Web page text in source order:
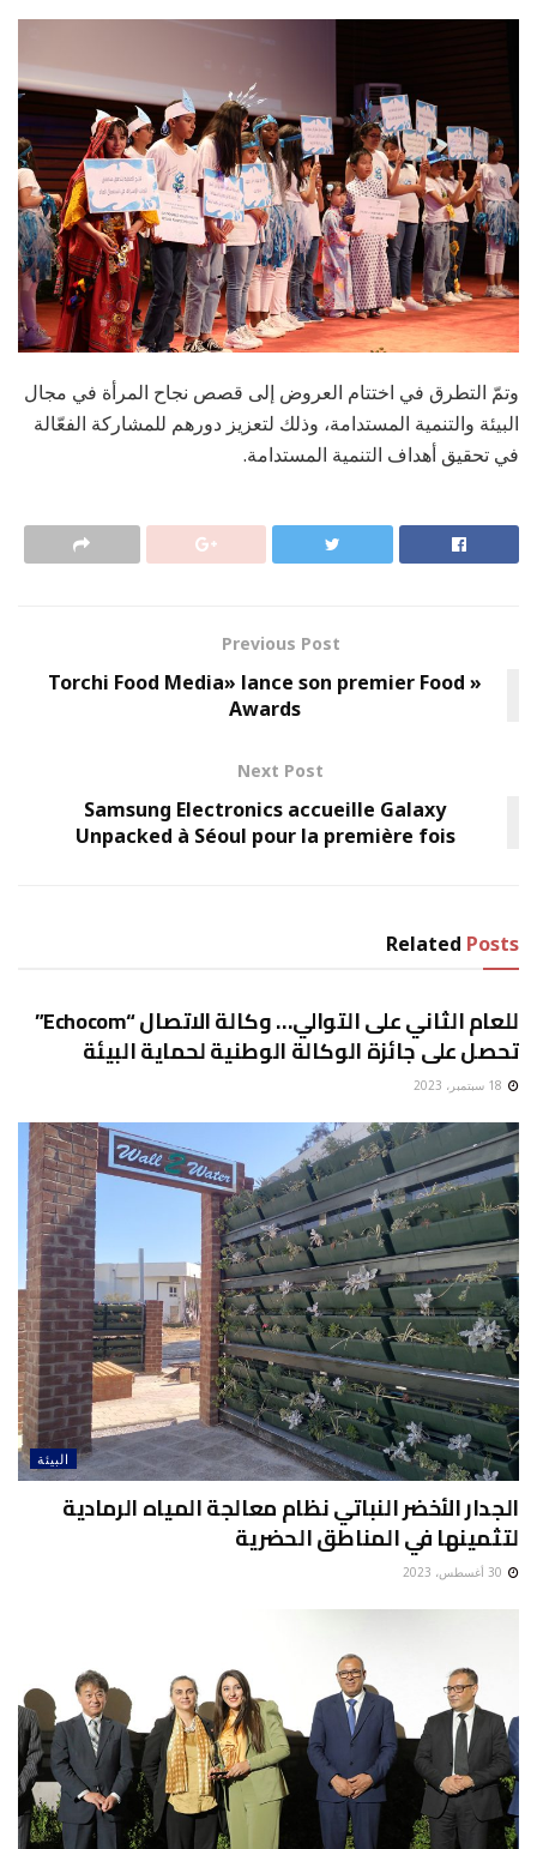
وتمّ التطرق في اختتام العروض إلى قصص نجاح المرأة في مجال
البيئة والتنمية المستدامة، وذلك لتعزيز دورهم للمشاركة الفعّالة
في تحقيق أهداف التنمية المستدامة.
Previous Post
« Torchi Food Media» lance son premier Food
Awards
Next Post
Samsung Electronics accueille Galaxy
Unpacked à Séoul pour la première fois
Related Posts
للعام الثاني على التوالي… وكالة الاتصال “Echocom”
تحصل على جائزة الوكالة الوطنية لحماية البيئة
18 سبتمبر، 2023
البيئة
الجدار الأخضر النباتي نظام معالجة المياه الرمادية
لتثمينها في المناطق الحضرية
30 أغسطس، 2023